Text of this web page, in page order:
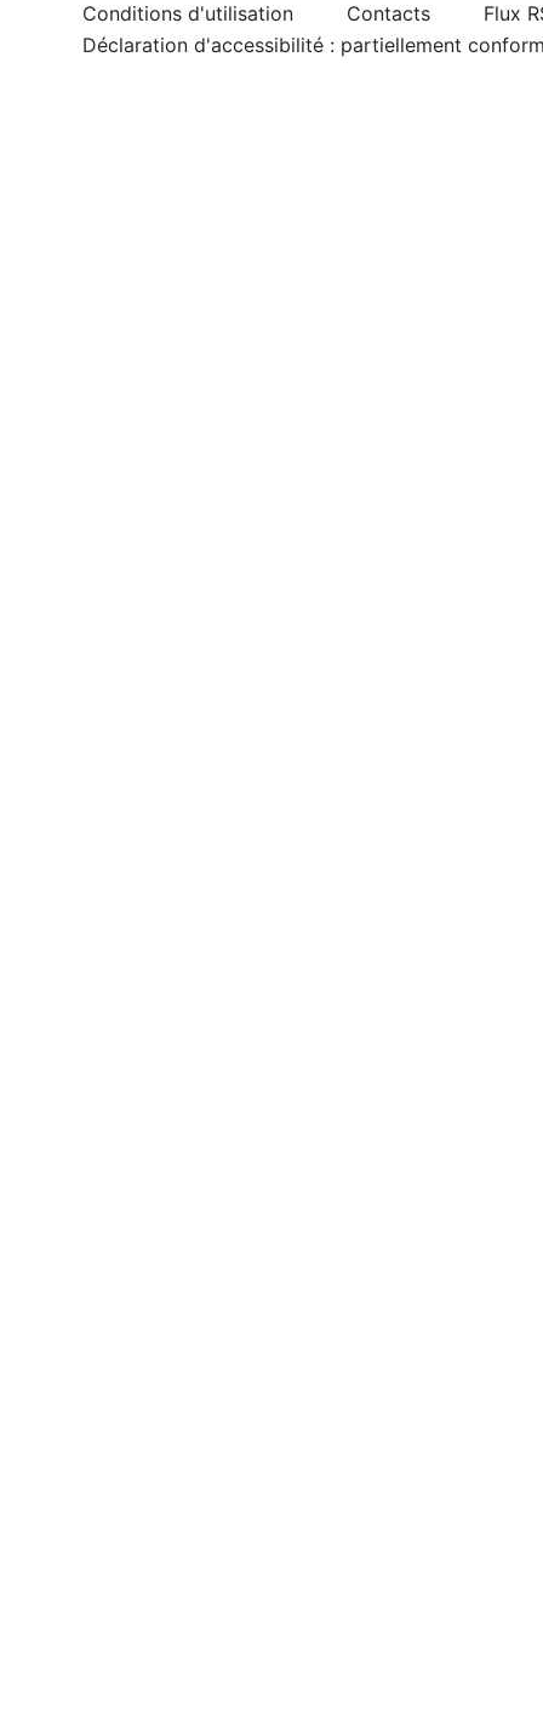
Conditions d'utilisation Contacts
Flux
Déclaration d'accessibilité : partiellement